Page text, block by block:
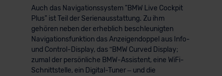
Auch das Navigationssystem "BMW Live Cockpit
Plus" ist Teil der Serienausstattung. Zu ihm
gehören neben der erheblich beschleunigten
Navigationsfunktion das Anzeigendoppel aus Info-
und Control-Display, das ʺBMW Curved Display;
zumal der persönliche BMW-Assistent, eine WiFi-
Schnittstelle, ein Digital-Tuner – und die